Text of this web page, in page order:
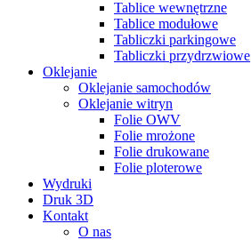
Tablice wewnętrzne
Tablice modułowe
Tabliczki parkingowe
Tabliczki przydrzwiowe
Oklejanie
Oklejanie samochodów
Oklejanie witryn
Folie OWV
Folie mrożone
Folie drukowane
Folie ploterowe
Wydruki
Druk 3D
Kontakt
O nas